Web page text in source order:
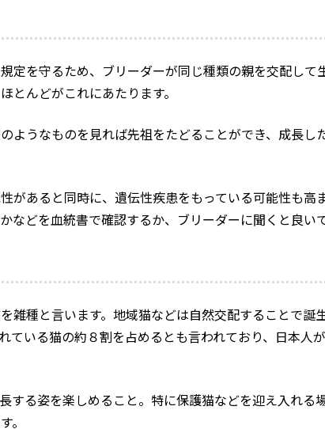
定を守るため、ブリーダーが同じ種類の親を交配して
とんどがこれにあたります。
ようなものを見れば先祖をたどることができ、成長し
があると同時に、遺伝性疾患をもっている可能性も高
などを血統書で確認するか、ブリーダーに聞くと良い
雑種と言います。地域猫などは自然交配することで誕
ている猫の約８割を占めるとも言われており、日本人
する姿を楽しめること。特に保護猫などを迎え入れる
。